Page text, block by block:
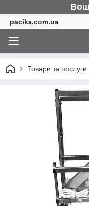
pacika.com.ua
Товари та послуги